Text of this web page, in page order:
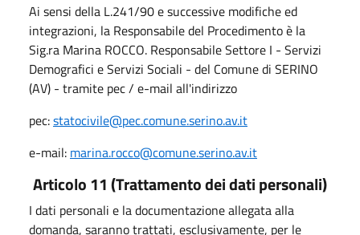
Ai sensi della L.241/90 e successive modifiche ed
integrazioni, la Responsabile del Procedimento è la
Sig.ra Marina ROCCO. Responsabile Settore I - Servizi
Demografici e Servizi Sociali - del Comune di SERINO
(AV) - tramite pec / e-mail all'indirizzo
pec:statocivile@pec.comune.serino.av.it
e-mail: marina.rocco@comune.serino.av.it
Articolo 11 (Trattamento dei dati personali)
I dati personali e la documentazione allegata alla
domanda, saranno trattati, esclusivamente, per le